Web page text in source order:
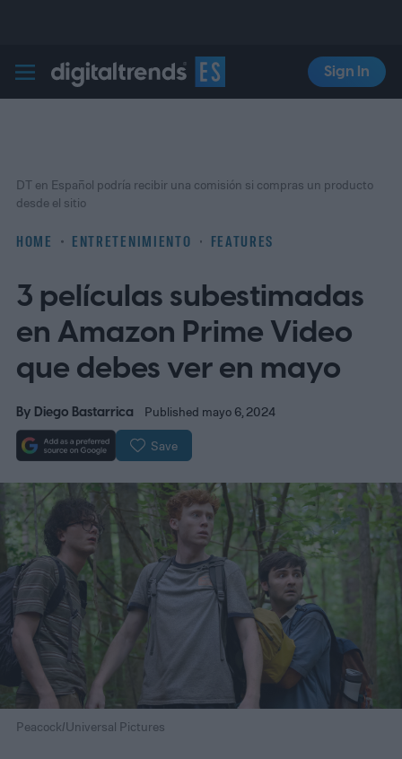
Digital Trends Español
Sign In
HOME ENTRETENIMIENTO FEATURES
DT en Español podría recibir una comisión si compras un producto
desde el sitio
3 películas subestimadas
en Amazon Prime Video
que debes ver en mayo
By Diego Bastarrica Published mayo 6, 2024
Save
Peacock/Universal Pictures